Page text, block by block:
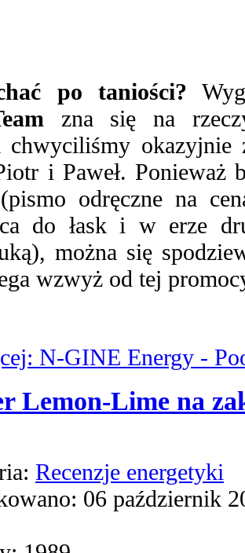
po taniości?
zna się na
chwyciliśmy
i Paweł. Ponieważ
odręczne na
do łask i w erze
można się
wzwyż od tej
N-GINE Energy -
Lemon-Lime na
Recenzje energetyki
06 październik